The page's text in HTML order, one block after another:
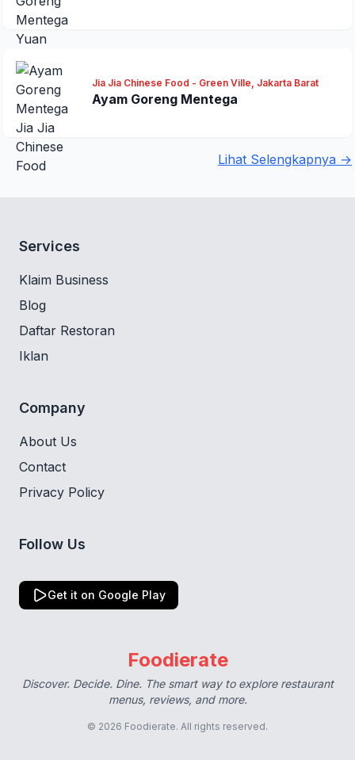
Jia Jia Chinese Food - Green Ville, Jakarta Barat
Ayam Goreng Mentega
Lihat Selengkapnya →
Services
Klaim Business
Blog
Daftar Restoran
Iklan
Company
About Us
Contact
Privacy Policy
Follow Us
Get it on Google Play
Foodierate
Discover. Decide. Dine. The smart way to explore restaurant
menus, reviews, and more.
© 2026 Foodierate. All rights reserved.